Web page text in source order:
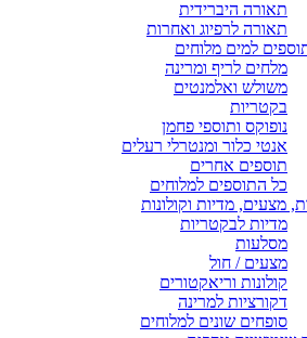
תאורה היברידית
תאורה לרפיוג ואחרות
למים מלוחים
מלחים לריף ומרינה
משולש ואלמנטים
בקטריות
נופוקס ותוספי פחמן
אנטי כלור ומנטרלי רעלים
תוספים אחרים
כל התוספים למלוחים
מצעים, מדיות וקולונות
מדיות לבקטריות
מסלעות
מצעים / חול
קולונות וריאקטורים
דקורציות למרינה
סופחים שונים למלוחים